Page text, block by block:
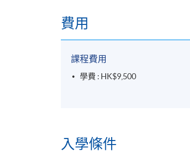
費用
課程費用
學費 : HK$9,500
入學條件